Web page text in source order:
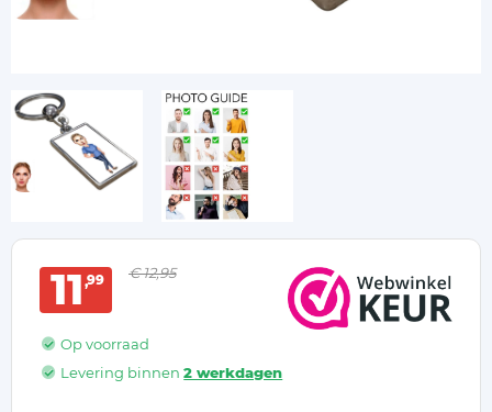
11 99 € 12,95
Op voorraad
Levering binnen2 werkdagen